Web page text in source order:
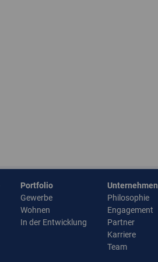
Portfolio
Gewerbe
Wohnen
In der Entwicklung
Unternehmen
Philosophie
Engagement
Partner
Karriere
Team